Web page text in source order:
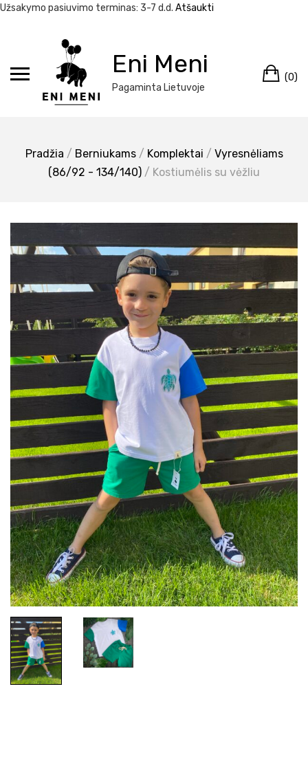
Užsakymo pasiuvimo terminas: 3-7 d.d. Atšaukti
turinio
Eni Meni
Pagaminta Lietuvoje
(0)
Pradžia / Berniukams/ Komplektai / Vyresnėliams
(86/92 - 134/140) / Kostiumėlis su vėžliu